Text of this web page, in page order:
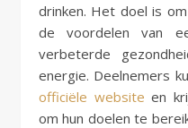
drinken. Het doel is
de voordelen van
verbeterde
energie. Deelnemers
officiële website en
om hun doelen te